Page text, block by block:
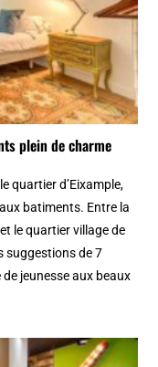
plein de charme
quartier d’Eixample,
batiments. Entre la
le quartier village de
suggestions de 7
jeunesse aux beaux